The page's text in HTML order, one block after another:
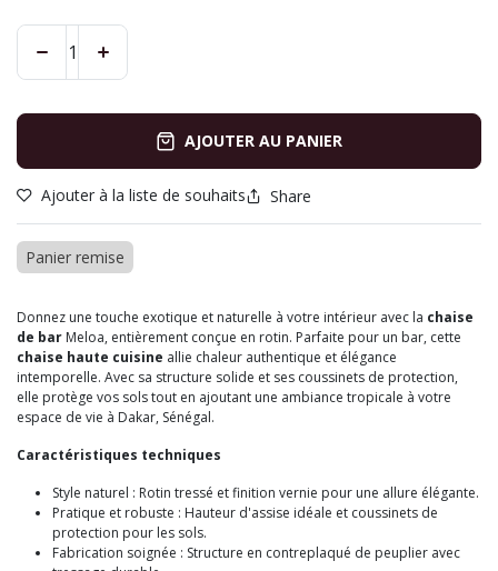
AJOUTER AU PANIER
Ajouter à la liste de souhaits Share
Panier remise
Donnez une touche exotique et naturelle à votre intérieur avec la chaise
de bar Meloa, entièrement conçue en rotin. Parfaite pour un bar, cette
chaise haute cuisine allie chaleur authentique et élégance
intemporelle. Avec sa structure solide et ses coussinets de protection,
elle protège vos sols tout en ajoutant une ambiance tropicale à votre
espace de vie à Dakar, Sénégal.
Caractéristiques techniques
Style naturel : Rotin tressé et finition vernie pour une allure élégante.
Pratique et robuste : Hauteur d'assise idéale et coussinets de
protection pour les sols.
Fabrication soignée : Structure en contreplaqué de peuplier avec